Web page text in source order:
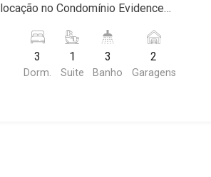
locação no Condomínio Evidence
Supermercado - Bairro Cond. Evidence
Resort, Ribeirão Preto/SP. 3
dormitórios com armários sendo 1
3
Dorm.
1
Suite
3
Banho
2
Garagens